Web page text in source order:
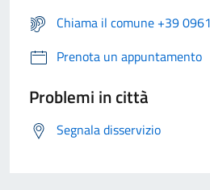
Chiama il comune +39
Prenota un appuntamento
Problemi in città
Segnala disservizio